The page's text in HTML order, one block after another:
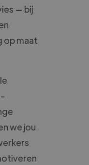
— bij
op maat
we jou